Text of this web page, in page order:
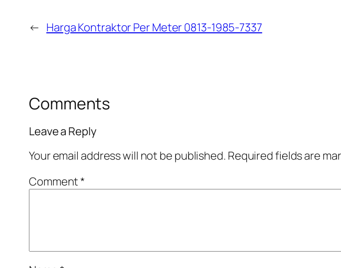
← Harga Kontraktor Per Meter 0813-1985-7337
Comments
Leave a Reply
Your email address will not be published. Required fields are
Comment*